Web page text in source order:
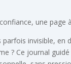
une page
parfois invisible, en
? Ce journal